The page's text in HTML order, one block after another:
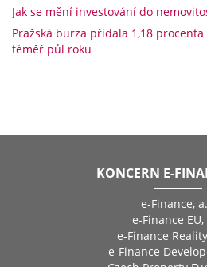
Jak se mění investování do
Pražská burza přidala 1,18
téměř půl roku
KONCERN E-
e-Finance,
e-Finance EU,
e-Finance
e-Finance